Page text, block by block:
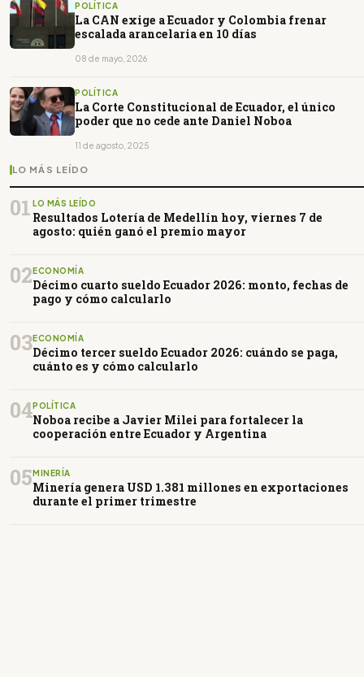
POLÍTICA
La CAN exige a Ecuador y Colombia frenar
escalada arancelaria en 10 días
08 de mayo, 2026
POLÍTICA
La Corte Constitucional de Ecuador, el único
poder que no cede ante Daniel Noboa
11 de agosto, 2025
LO MÁS LEÍDO
01 LO MÁS LEÍDO
Resultados Lotería de Medellín hoy, viernes 7 de
agosto: quién ganó el premio mayor
02 ECONOMÍA
Décimo cuarto sueldo Ecuador 2026: monto, fechas de
pago y cómo calcularlo
03ECONOMÍA
Décimo tercer sueldo Ecuador 2026: cuándo se paga,
cuánto es y cómo calcularlo
04POLÍTICA
Noboa recibe a Javier Milei para fortalecer la
cooperación entre Ecuador y Argentina
05 MINERÍA
Minería genera USD 1.381 millones en exportaciones
durante el primer trimestre